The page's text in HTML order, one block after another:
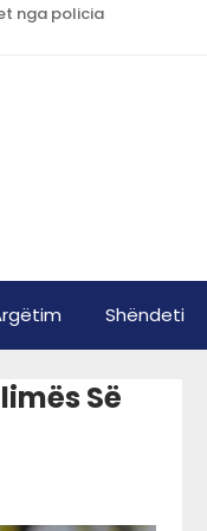
nga policia
Shëndeti
Së